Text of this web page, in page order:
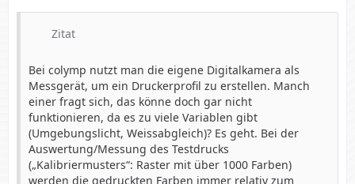
Zitat
Bei colymp nutzt man die eigene Digitalkamera als
Messgerät, um ein Druckerprofil zu erstellen. Manch
einer fragt sich, das könne doch gar nicht
funktionieren, da es zu viele Variablen gibt
(Umgebungslicht, Weissabgleich)? Es geht. Bei der
Auswertung/Messung des Testdrucks
(„Kalibriermusters“: Raster mit über 1000 Farben)
werden die gedruckten Farben immer relativ zum